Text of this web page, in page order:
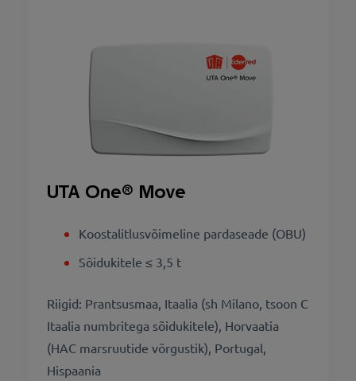
UTA One® Move
Koostalitlusvõimeline pardaseade (OBU)
Sõidukitele ≤ 3,5 t
Riigid: Prantsusmaa, Itaalia (sh Milano, tsoon C
Itaalia numbritega sõidukitele), Horvaatia
(HAC marsruutide võrgustik), Portugal,
Hispaania